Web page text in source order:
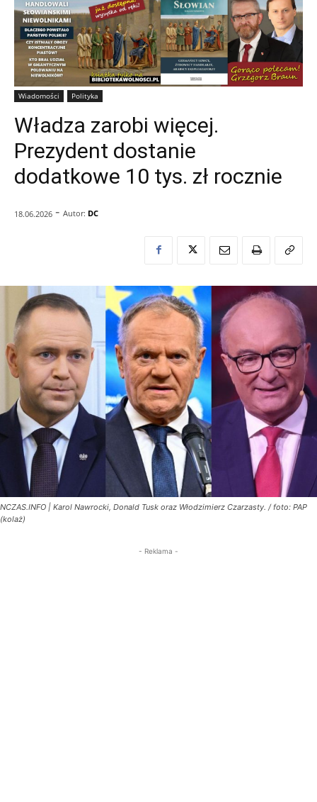
Wiadomości Polityka
Władza zarobi więcej.
Prezydent dostanie
dodatkowe 10 tys. zł rocznie
18.06.2026 - Autor: DC
NCZAS.INFO | Karol Nawrocki, Donald Tusk oraz Włodzimierz Czarzasty. / foto: PAP
(kolaż)
- Reklama -